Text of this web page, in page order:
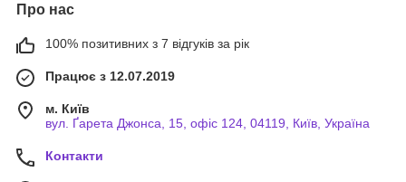
Про нас
100% позитивних з 7 відгуків за рік
Працює з 12.07.2019
м. Київ
вул. Ґарета Джонса, 15, офіс 124, 04119, Київ, Україна
Контакти